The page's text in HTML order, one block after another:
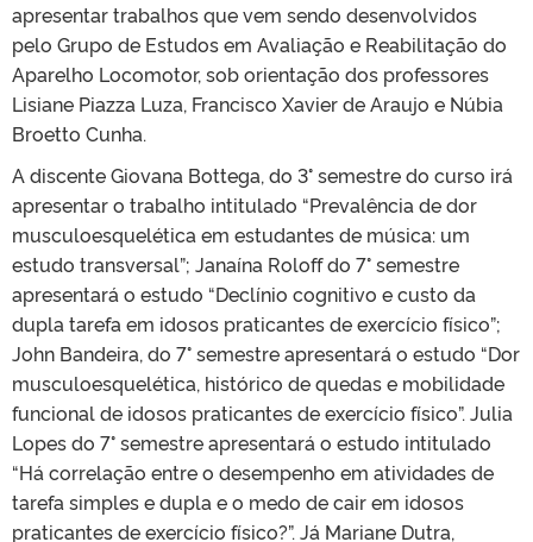
apresentar trabalhos que vem sendo desenvolvidos
pelo Grupo de Estudos em Avaliação e Reabilitação do
Aparelho Locomotor, sob orientação dos professores
Lisiane Piazza Luza, Francisco Xavier de Araujo e Núbia
Broetto Cunha.
A discente Giovana Bottega, do 3° semestre do curso irá
apresentar o trabalho intitulado “Prevalência de dor
musculoesquelética em estudantes de música: um
estudo transversal”; Janaína Roloff do 7° semestre
apresentará o estudo “Declínio cognitivo e custo da
dupla tarefa em idosos praticantes de exercício físico”;
John Bandeira, do 7° semestre apresentará o estudo “Dor
musculoesquelética, histórico de quedas e mobilidade
funcional de idosos praticantes de exercício físico”. Julia
Lopes do 7° semestre apresentará o estudo intitulado
“Há correlação entre o desempenho em atividades de
tarefa simples e dupla e o medo de cair em idosos
praticantes de exercício físico?”. Já Mariane Dutra,